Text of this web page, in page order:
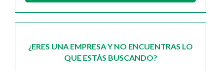
¿ERES UNA EMPRESA Y NO ENCUENTRAS LO
QUE ESTÁS BUSCANDO?